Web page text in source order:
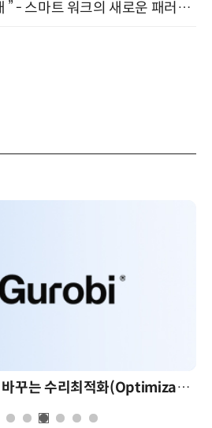
“AI와 함께 일하는 시대 ” - 스마트 워크의 새로운 패러다임 (9/11)
AI 시대의 의사결정을 바꾸는 수리최적화(Optimization): 실제 산업 적용 사례와 활용 전략